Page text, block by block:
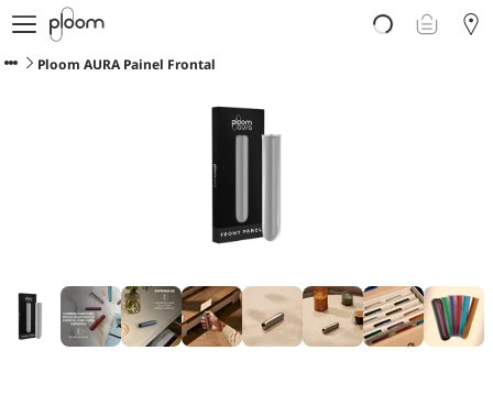
Porquê Ploom?
Loja Ploom AURA Painel Frontal